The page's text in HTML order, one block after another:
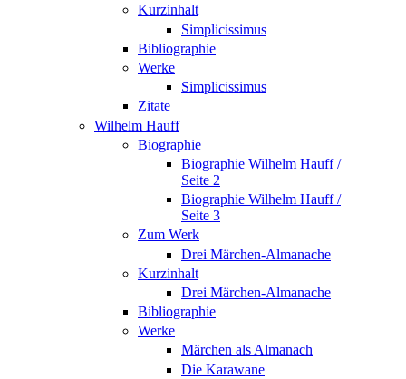
Kurzinhalt
Simplicissimus
Bibliographie
Werke
Simplicissimus
Zitate
Wilhelm Hauff
Biographie
Biographie Wilhelm Hauff /
Seite 2
Biographie Wilhelm Hauff /
Seite 3
Zum Werk
Drei Märchen-Almanache
Kurzinhalt
Drei Märchen-Almanache
Bibliographie
Werke
Märchen als Almanach
Die Karawane